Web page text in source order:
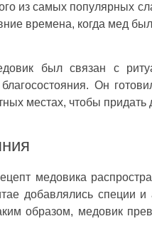
из самых популярных
времена, когда мед
был связан с
Он
местах, чтобы придать
медовика
добавлялись специи и
образом, медовик